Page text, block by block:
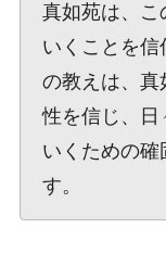
真如苑は、こ
いくことを
の教えは、真
性を信じ、日
いくための
す。